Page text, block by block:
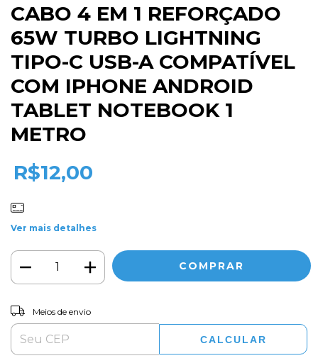
CABO 4 EM 1 REFORÇADO
65W TURBO LIGHTNING
TIPO-C USB-A COMPATÍVEL
COM IPHONE ANDROID
TABLET NOTEBOOK 1
METRO
R$12,00
Ver mais detalhes
Entregas para o CEP:
Meios de envio
CALCULAR